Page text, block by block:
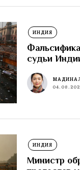
ИНДИЯ
судьи
МАДИНА
ИНДИЯ
Министр